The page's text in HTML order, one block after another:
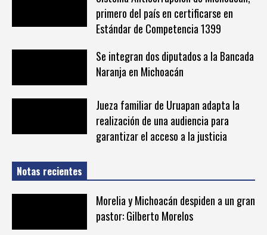
primero del país en certificarse en
Estándar de Competencia 1399
Se integran dos diputados a la Bancada
Naranja en Michoacán
Jueza familiar de Uruapan adapta la
realización de una audiencia para
garantizar el acceso a la justicia
Notas recientes
Morelia y Michoacán despiden a un gran
pastor: Gilberto Morelos